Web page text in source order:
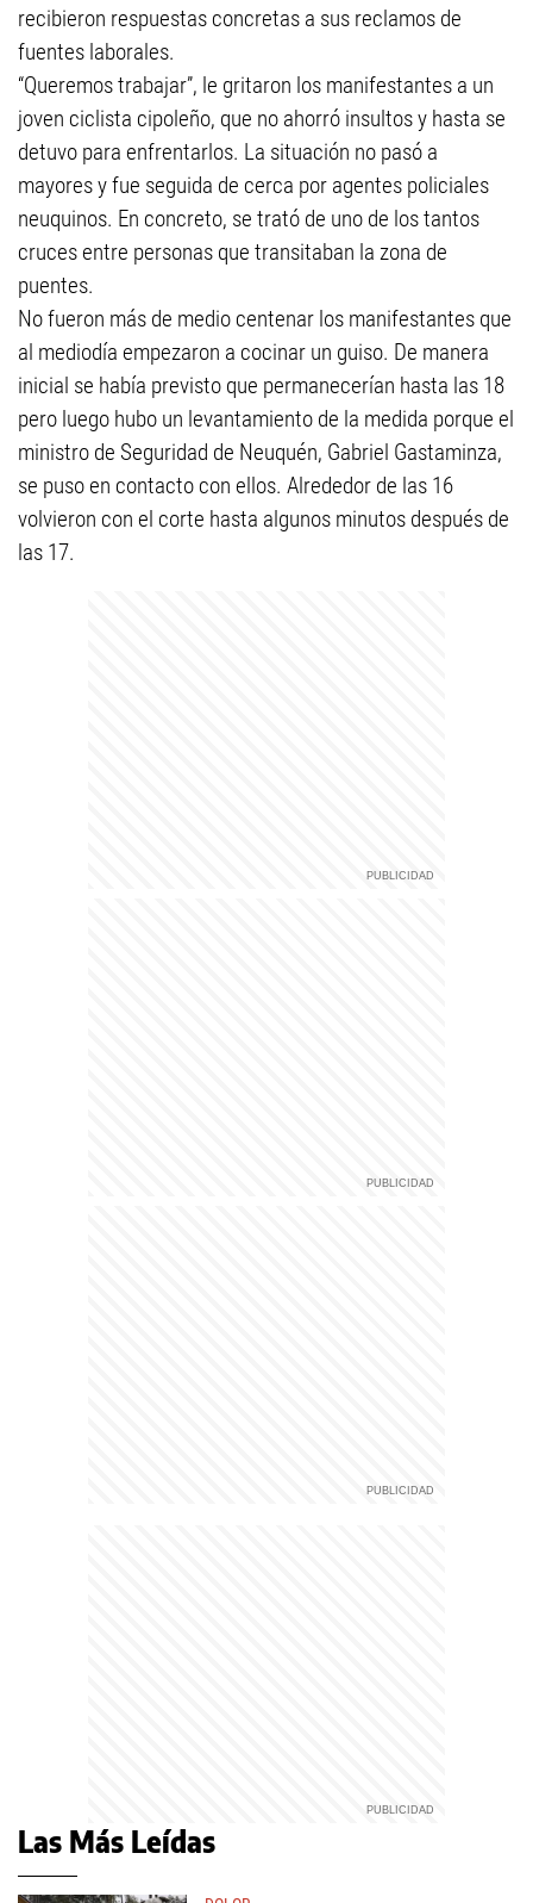
recibieron respuestas concretas a sus reclamos de
fuentes laborales.
“Queremos trabajar”, le gritaron los manifestantes a un
joven ciclista cipoleño, que no ahorró insultos y hasta se
detuvo para enfrentarlos. La situación no pasó a
mayores y fue seguida de cerca por agentes policiales
neuquinos. En concreto, se trató de uno de los tantos
cruces entre personas que transitaban la zona de
puentes.
No fueron más de medio centenar los manifestantes que
al mediodía empezaron a cocinar un guiso. De manera
inicial se había previsto que permanecerían hasta las 18
pero luego hubo un levantamiento de la medida porque el
ministro de Seguridad de Neuquén, Gabriel Gastaminza,
se puso en contacto con ellos. Alrededor de las 16
volvieron con el corte hasta algunos minutos después de
las 17.
Las Más Leídas